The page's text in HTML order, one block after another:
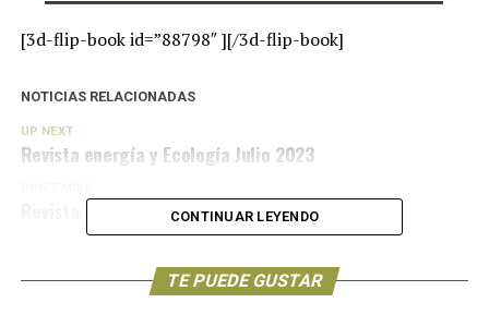
[3d-flip-book id=”88798″ ][/3d-flip-book]
NOTICIAS RELACIONADAS
UP NEXT
Revista energía y Ecología Julio 2023
Revista energía y Ecología Mayo 2023
CONTINUAR LEYENDO
TE PUEDE GUSTAR